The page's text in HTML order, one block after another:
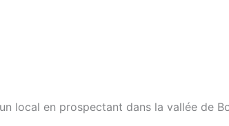
local en prospectant dans la vallée de